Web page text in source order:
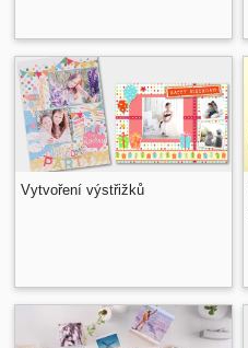
Vytvoření výstřižků